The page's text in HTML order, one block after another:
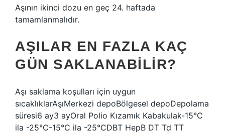
Aşının ikinci dozu en geç 24. haftada
tamamlanmalıdır.
AŞILAR EN FAZLA KAÇ
GÜN SAKLANABILIR?
Aşı saklama koşulları için uygun
sıcaklıklarAşıMerkezi depoBölgesel depoDepolama
süresi6 ay3 ayOral Polio Kızamık Kabakulak-15°C
ila -25°C-15°C ila -25°CDBT HepB DT Td TT